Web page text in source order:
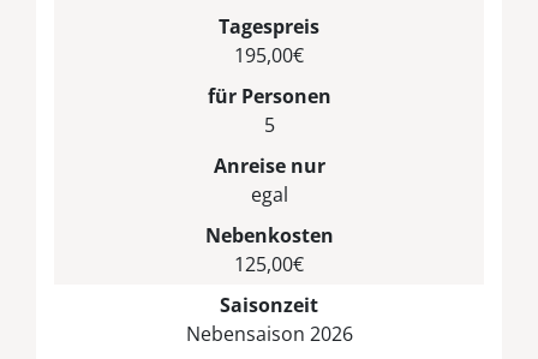
Tagespreis
195,00€
für Personen
5
Anreise nur
egal
Nebenkosten
125,00€
Saisonzeit
Nebensaison 2026